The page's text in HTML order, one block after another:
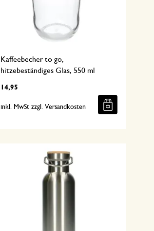
Kaffeebecher to go,
hitzebeständiges Glas, 550 ml
14,95
inkl. MwSt zzgl. Versandkosten